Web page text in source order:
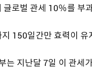
로벌 관세 10％를 부
150일간만 효력이 유
는 지난달 7일 이 관세